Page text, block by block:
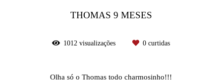
THOMAS 9 MESES
1012 visualizações 0 curtidas
Olha só o Thomas todo charmosinho!!!